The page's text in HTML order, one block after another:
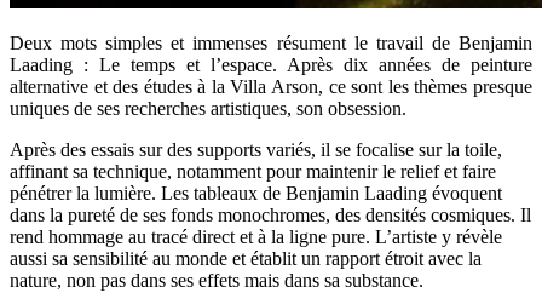
Deux mots simples et immenses résument le travail de Benjamin
Laading : Le temps et l’espace. Après dix années de peinture
alternative et des études à la Villa Arson, ce sont les thèmes presque
uniques de ses recherches artistiques, son obsession.
Après des essais sur des supports variés, il se focalise sur la toile,
affinant sa technique, notamment pour maintenir le relief et faire
pénétrer la lumière. Les tableaux de Benjamin Laading évoquent
dans la pureté de ses fonds monochromes, des densités cosmiques. Il
rend hommage au tracé direct et à la ligne pure. L’artiste y révèle
aussi sa sensibilité au monde et établit un rapport étroit avec la
nature, non pas dans ses effets mais dans sa substance.